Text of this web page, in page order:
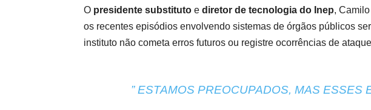
O presidente substituto e diretor de tecnologia do Inep,
os recentes episódios envolvendo sistemas de órgãos públicos
instituto não cometa erros futuros ou registre ocorrências de
” ESTAMOS PREOCUPADOS, MAS ESSES